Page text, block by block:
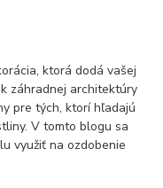
ktorá dodá vašej
záhradnej architektúry
pre tých, ktorí hľadajú
V tomto blogu sa
využiť na ozdobenie